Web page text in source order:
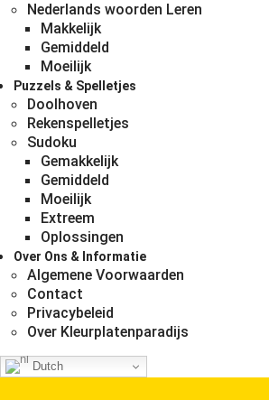
Nederlands woorden Leren
Makkelijk
Gemiddeld
Moeilijk
Puzzels & Spelletjes
Doolhoven
Rekenspelletjes
Sudoku
Gemakkelijk
Gemiddeld
Moeilijk
Extreem
Oplossingen
Over Ons & Informatie
Algemene Voorwaarden
Contact
Privacybeleid
Over Kleurplatenparadijs
Dutch